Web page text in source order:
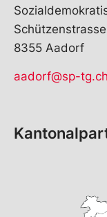
8355 Aadorf
aadorf@sp-tg.ch